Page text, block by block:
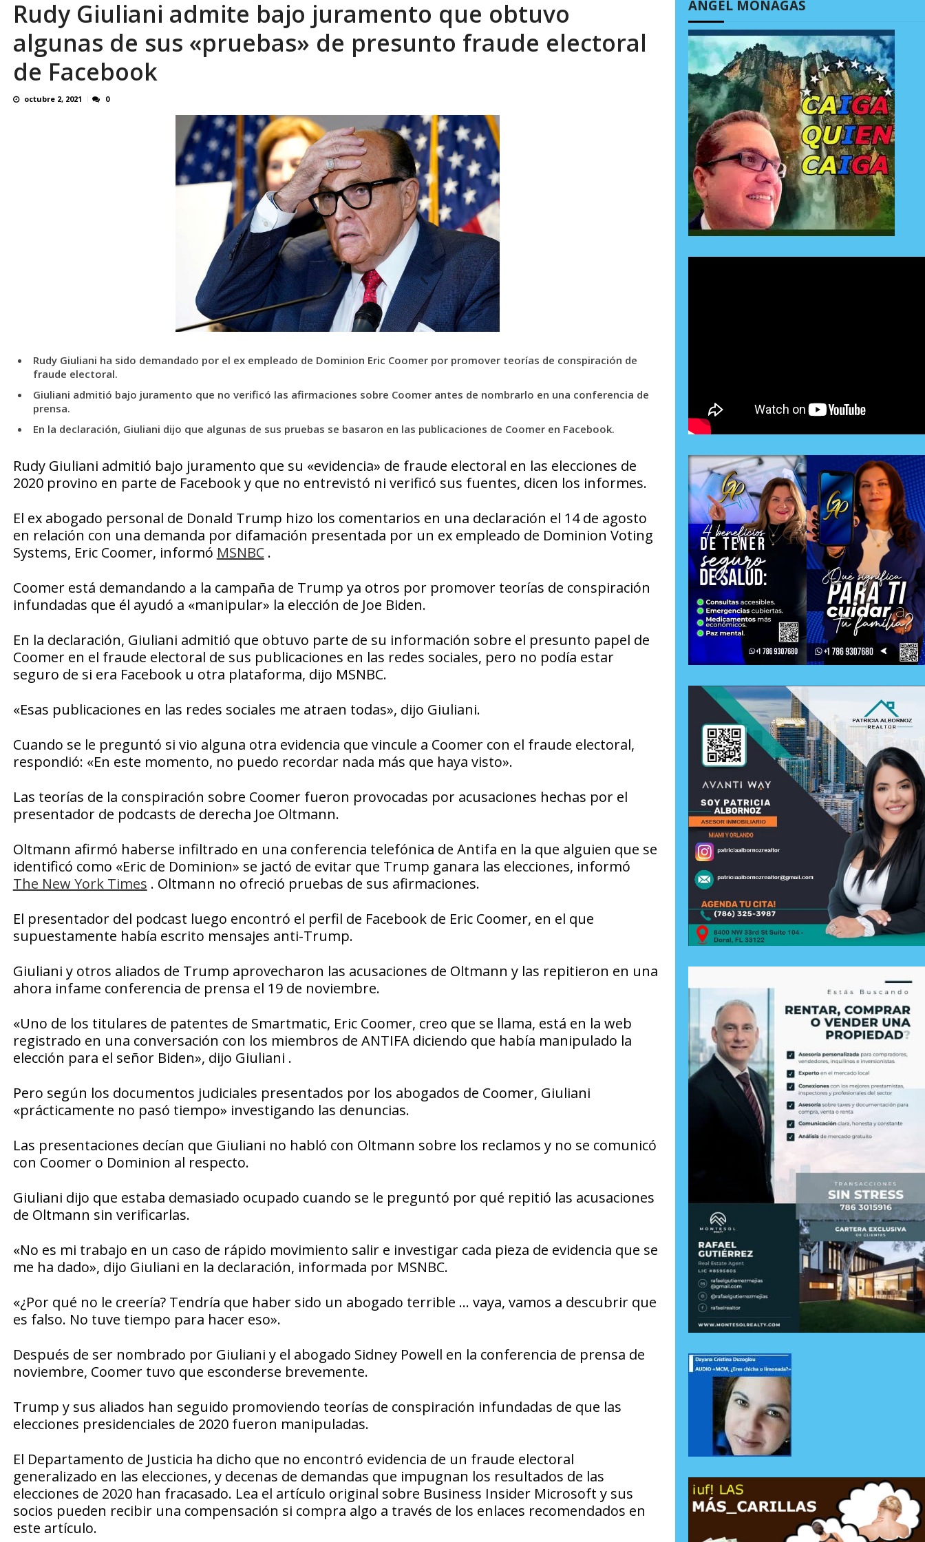
¿QUE PROTEGES TU? Por: Miguel Ángel León R AGOSTO 8, 2026
Rudy Giuliani admite bajo juramento que obtuvo
algunas de sus «pruebas» de presunto fraude electoral
de Facebook
octubre 2, 2021 0
Rudy Giuliani ha sido demandado por el ex empleado de Dominion Eric Coomer por promover teorías de conspiración de
fraude electoral.
Giuliani admitió bajo juramento que no verificó las afirmaciones sobre Coomer antes de nombrarlo en una conferencia de
prensa.
En la declaración, Giuliani dijo que algunas de sus pruebas se basaron en las publicaciones de Coomer en Facebook.
Rudy Giuliani admitió bajo juramento que su «evidencia» de fraude electoral en las elecciones de
2020 provino en parte de Facebook y que no entrevistó ni verificó sus fuentes, dicen los informes.
El ex abogado personal de Donald Trump hizo los comentarios en una declaración el 14 de agosto
en relación con una demanda por difamación presentada por un ex empleado de Dominion Voting
Systems, Eric Coomer, informó MSNBC.
Coomer está demandando a la campaña de Trump ya otros por promover teorías de conspiración
infundadas que él ayudó a «manipular» la elección de Joe Biden.
En la declaración, Giuliani admitió que obtuvo parte de su información sobre el presunto papel de
Coomer en el fraude electoral de sus publicaciones en las redes sociales, pero no podía estar
seguro de si era Facebook u otra plataforma, dijo MSNBC.
«Esas publicaciones en las redes sociales me atraen todas», dijo Giuliani.
Cuando se le preguntó si vio alguna otra evidencia que vincule a Coomer con el fraude electoral,
respondió: «En este momento, no puedo recordar nada más que haya visto».
Las teorías de la conspiración sobre Coomer fueron provocadas por acusaciones hechas por el
presentador de podcasts de derecha Joe Oltmann.
Oltmann afirmó haberse infiltrado en una conferencia telefónica de Antifa en la que alguien que se
identificó como «Eric de Dominion» se jactó de evitar que Trump ganara las elecciones, informó
The New York Times . Oltmann no ofreció pruebas de sus afirmaciones.
El presentador del podcast luego encontró el perfil de Facebook de Eric Coomer, en el que
supuestamente había escrito mensajes anti-Trump.
Giuliani y otros aliados de Trump aprovecharon las acusaciones de Oltmann y las repitieron en una
ahora infame conferencia de prensa el 19 de noviembre.
«Uno de los titulares de patentes de Smartmatic, Eric Coomer, creo que se llama, está en la web
registrado en una conversación con los miembros de ANTIFA diciendo que había manipulado la
elección para el señor Biden», dijo Giuliani .
Pero según los documentos judiciales presentados por los abogados de Coomer, Giuliani
«prácticamente no pasó tiempo» investigando las denuncias.
Las presentaciones decían que Giuliani no habló con Oltmann sobre los reclamos y no se comunicó
con Coomer o Dominion al respecto.
Giuliani dijo que estaba demasiado ocupado cuando se le preguntó por qué repitió las acusaciones
de Oltmann sin verificarlas.
«No es mi trabajo en un caso de rápido movimiento salir e investigar cada pieza de evidencia que se
me ha dado», dijo Giuliani en la declaración, informada por MSNBC.
«¿Por qué no le creería? Tendría que haber sido un abogado terrible … vaya, vamos a descubrir que
es falso. No tuve tiempo para hacer eso».
Después de ser nombrado por Giuliani y el abogado Sidney Powell en la conferencia de prensa de
noviembre, Coomer tuvo que esconderse brevemente.
Trump y sus aliados han seguido promoviendo teorías de conspiración infundadas de que las
elecciones presidenciales de 2020 fueron manipuladas.
El Departamento de Justicia ha dicho que no encontró evidencia de un fraude electoral
generalizado en las elecciones, y decenas de demandas que impugnan los resultados de las
elecciones de 2020 han fracasado. Lea el artículo original sobre Business Insider Microsoft y sus
socios pueden recibir una compensación si compra algo a través de los enlaces recomendados en
este artículo.
ÁNGEL MONAGAS